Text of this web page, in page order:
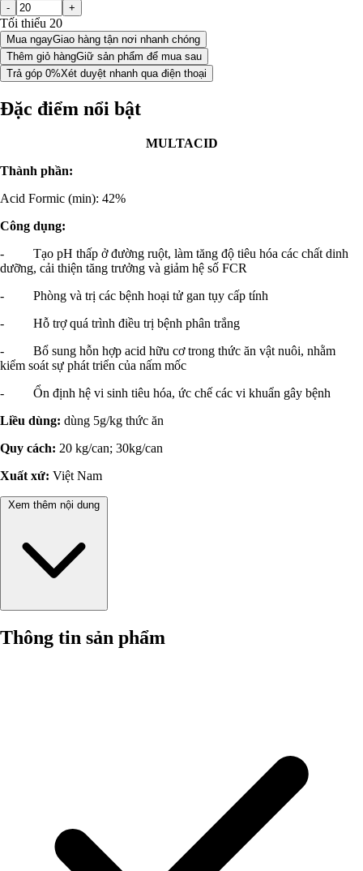
- +
Tối thiểu 20
Mua ngayGiao hàng tận nơi nhanh chóng
Thêm giỏ hàngGiữ sản phẩm để mua sau
Trả góp 0%Xét duyệt nhanh qua điện thoại
Đặc điểm nổi bật
MULTACID
Thành phần:
Acid Formic (min): 42%
Công dụng:
- Tạo pH thấp ở đường ruột, làm tăng độ tiêu hóa các chất dinh
dưỡng, cải thiện tăng trưởng và giảm hệ số FCR
- Phòng và trị các bệnh hoại tử gan tụy cấp tính
- Hỗ trợ quá trình điều trị bệnh phân trắng
- Bổ sung hỗn hợp acid hữu cơ trong thức ăn vật nuôi, nhằm
kiểm soát sự phát triển của nấm mốc
- Ổn định hệ vi sinh tiêu hóa, ức chế các vi khuẩn gây bệnh
Liều dùng: dùng 5g/kg thức ăn
Quy cách: 20 kg/can; 30kg/can
Xuất xứ: Việt Nam
Xem thêm nội dung
Thông tin sản phẩm